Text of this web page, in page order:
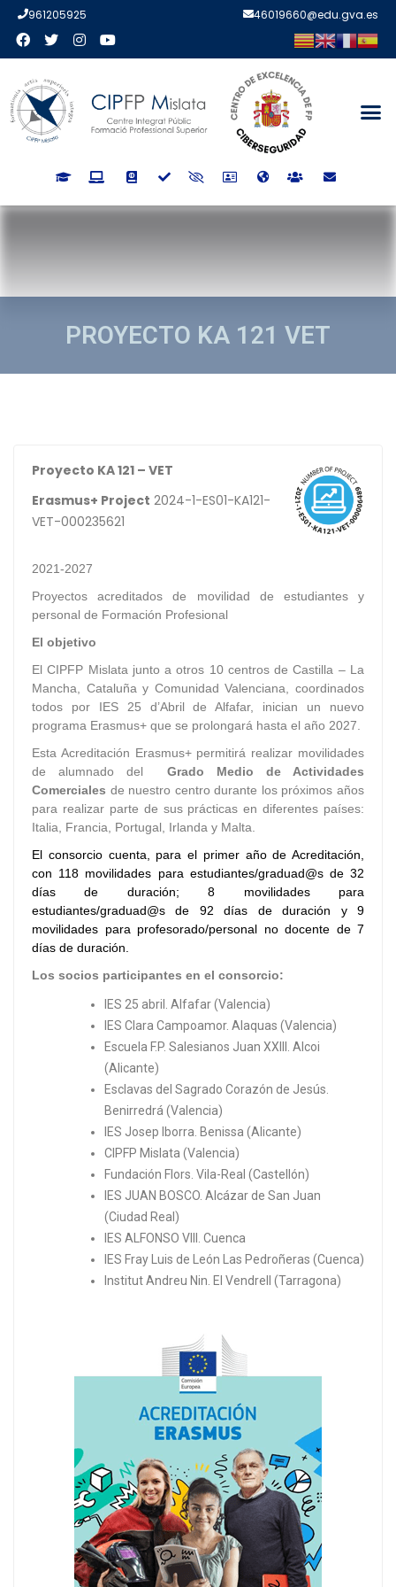
961205925 46019660@edu.gva.es
PROYECTO KA 121 VET
Proyecto KA 121 – VET
Erasmus+ Project 2024-1-ES01-KA121-
VET-000235621
2021-2027
Proyectos acreditados de movilidad de estudiantes y
personal de Formación Profesional
El objetivo
El CIPFP Mislata junto a otros 10 centros de Castilla – La
Mancha, Cataluña y Comunidad Valenciana, coordinados
todos por IES 25 d’Abril de Alfafar, inician un nuevo
programa Erasmus+ que se prolongará hasta el año 2027.
Esta Acreditación Erasmus+ permitirá realizar movilidades
de alumnado delGrado Medio de Actividades
Comerciales de nuestro centro durante los próximos años
para realizar parte de sus prácticas en diferentes países:
Italia, Francia, Portugal, Irlanda y Malta.
El consorcio cuenta, para el primer año de Acreditación,
con 118 movilidades para estudiantes/graduad@s de 32
días de duración; 8 movilidades para
estudiantes/graduad@s de 92 días de duración y 9
movilidades para profesorado/personal no docente de 7
días de duración.
Los socios participantes en el consorcio:
IES 25 abril. Alfafar (Valencia)
IES Clara Campoamor. Alaquas (Valencia)
Escuela F.P. Salesianos Juan XXIII. Alcoi
(Alicante)
Esclavas del Sagrado Corazón de Jesús.
Benirredrá (Valencia)
IES Josep Iborra. Benissa (Alicante)
CIPFP Mislata (Valencia)
Fundación Flors. Vila-Real (Castellón)
IES JUAN BOSCO. Alcázar de San Juan
(Ciudad Real)
IES ALFONSO VIII. Cuenca
IES Fray Luis de León Las Pedroñeras (Cuenca)
Institut Andreu Nin. El Vendrell (Tarragona)